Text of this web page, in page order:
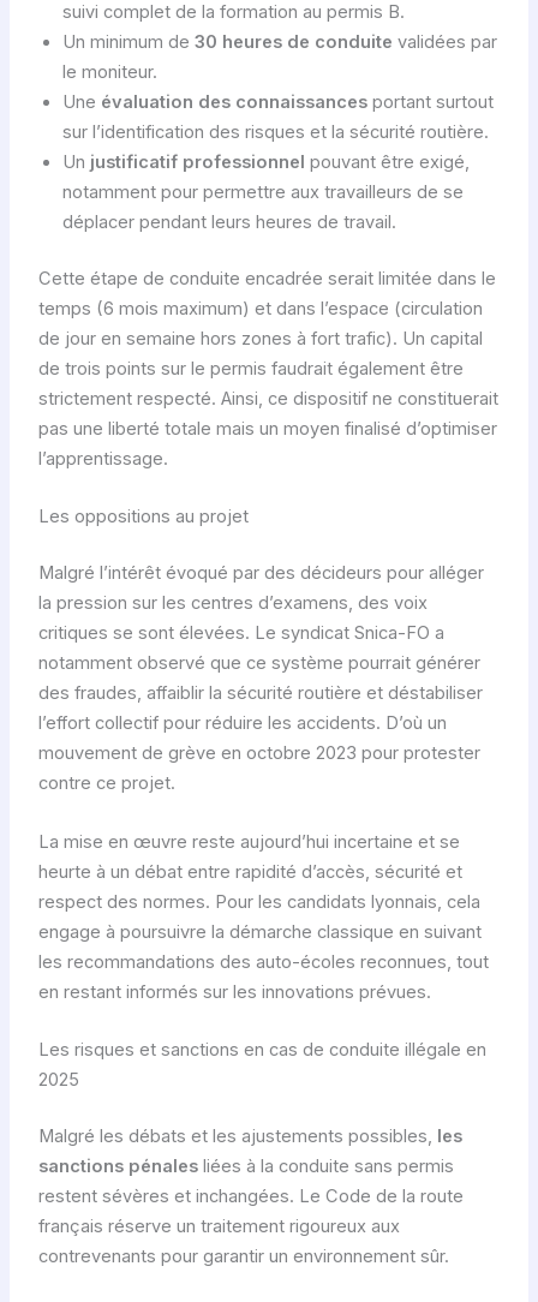
suivi complet de la formation au permis B.
Un minimum de 30 heures de conduite validées par
le moniteur.
Une évaluation des connaissancesportant surtout
sur l’identification des risques et la sécurité routière.
Un justificatif professionnel pouvant être exigé,
notamment pour permettre aux travailleurs de se
déplacer pendant leurs heures de travail.
Cette étape de conduite encadrée serait limitée dans le
temps (6 mois maximum) et dans l’espace (circulation
de jour en semaine hors zones à fort trafic). Un capital
de trois points sur le permis faudrait également être
strictement respecté. Ainsi, ce dispositif ne constituerait
pas une liberté totale mais un moyen finalisé d’optimiser
l’apprentissage.
Les oppositions au projet
Malgré l’intérêt évoqué par des décideurs pour alléger
la pression sur les centres d’examens, des voix
critiques se sont élevées. Le syndicat Snica-FO a
notamment observé que ce système pourrait générer
des fraudes, affaiblir la sécurité routière et déstabiliser
l’effort collectif pour réduire les accidents. D’où un
mouvement de grève en octobre 2023 pour protester
contre ce projet.
La mise en œuvre reste aujourd’hui incertaine et se
heurte à un débat entre rapidité d’accès, sécurité et
respect des normes. Pour les candidats lyonnais, cela
engage à poursuivre la démarche classique en suivant
les recommandations des auto-écoles reconnues, tout
en restant informés sur les innovations prévues.
Les risques et sanctions en cas de conduite illégale en
2025
Malgré les débats et les ajustements possibles, les
sanctions pénalesliées à la conduite sans permis
restent sévères et inchangées. Le Code de la route
français réserve un traitement rigoureux aux
contrevenants pour garantir un environnement sûr.